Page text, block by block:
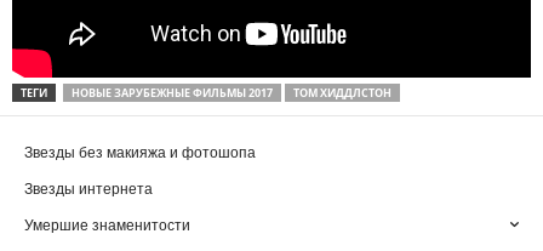
ТЕГИ НОВЫЕ ЗАРУБЕЖНЫЕ ФИЛЬМЫ 2017 ТОМ ХИДДЛСТОН
Звезды без макияжа и фотошопа
Звезды интернета
Умершие знаменитости